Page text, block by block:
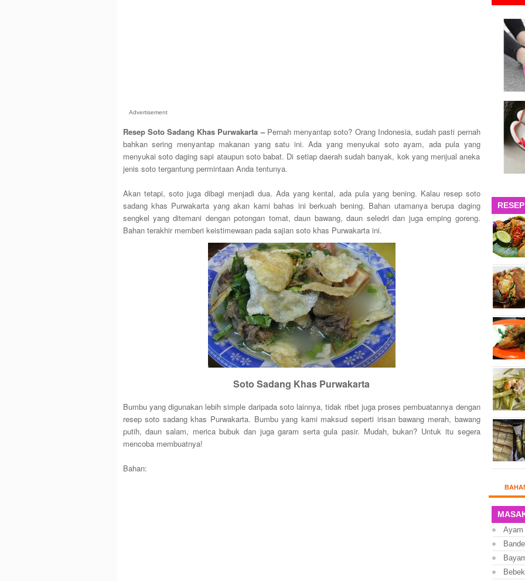
Advertisement
Resep Soto Sadang Khas Purwakarta –Pernah menyantap soto? Orang Indonesia, sudah pasti pernah
bahkan sering menyantap makanan yang satu ini. Ada yang menyukai soto ayam, ada pula yang
menyukai soto daging sapi ataupun soto babat. Di setiap daerah sudah banyak, kok yang menjual aneka
jenis soto tergantung permintaan Anda tentunya.
Akan tetapi, soto juga dibagi menjadi dua. Ada yang kental, ada pula yang bening. Kalau resep soto
sadang khas Purwakarta yang akan kami bahas ini berkuah bening. Bahan utamanya berupa daging
sengkel yang ditemani dengan potongan tomat, daun bawang, daun seledri dan juga emping goreng.
Bahan terakhir memberi keistimewaan pada sajian soto khas Purwakarta ini.
Soto Sadang Khas Purwakarta
Bumbu yang digunakan lebih simple daripada soto lainnya, tidak ribet juga proses pembuatannya dengan
resep soto sadang khas Purwakarta. Bumbu yang kami maksud seperti irisan bawang merah, bawang
putih, daun salam, merica bubuk dan juga garam serta gula pasir. Mudah, bukan? Untuk itu segera
mencoba membuatnya!
Bahan:
Ayam
Bebek